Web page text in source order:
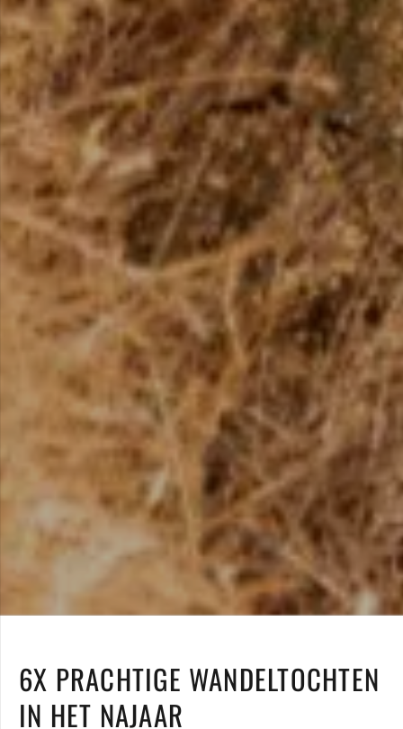
6X PRACHTIGE WANDELTOCHTEN
IN HET NAJAAR